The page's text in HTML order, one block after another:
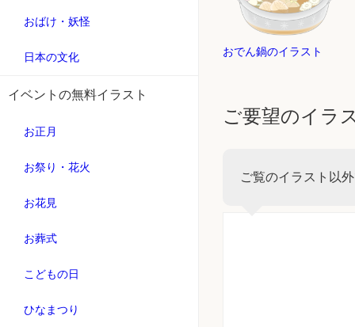
おばけ・妖怪
日本の文化
イベントの無料イラスト
お正月
お祭り・花火
お花見
お葬式
こどもの日
ひなまつり
おでん鍋のイラスト
ご要望のイラ
ご覧のイラスト以